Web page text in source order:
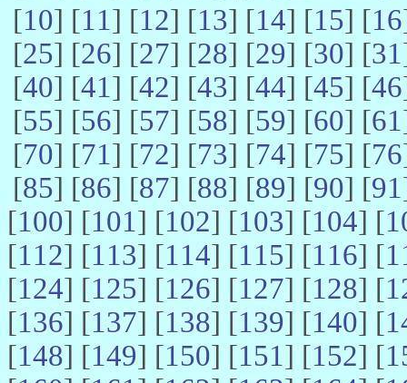
[10] [11] [12] [13] [14] [15] [16
[25] [26] [27] [28] [29] [30] [31
[40] [41] [42] [43] [44] [45] [46
[55] [56] [57] [58] [59] [60] [61
[70] [71] [72] [73] [74] [75] [76
[85] [86] [87] [88] [89] [90] [91
[100] [101] [102] [103] [104] [
[112] [113] [114] [115] [116] [
[124] [125] [126] [127] [128] [
[136] [137] [138] [139] [140] [
[148] [149] [150] [151] [152] [